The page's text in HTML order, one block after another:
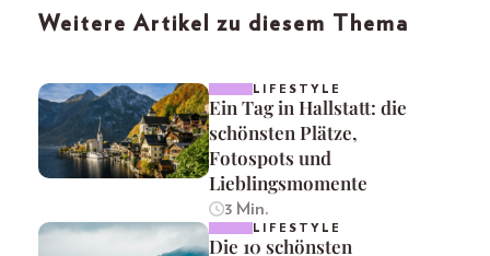
Weitere Artikel zu diesem Thema
LIFESTYLE
Ein Tag in Hallstatt: die
schönsten Plätze,
Fotospots und
Lieblingsmomente
3 Min.
LIFESTYLE
Die 10 schönsten